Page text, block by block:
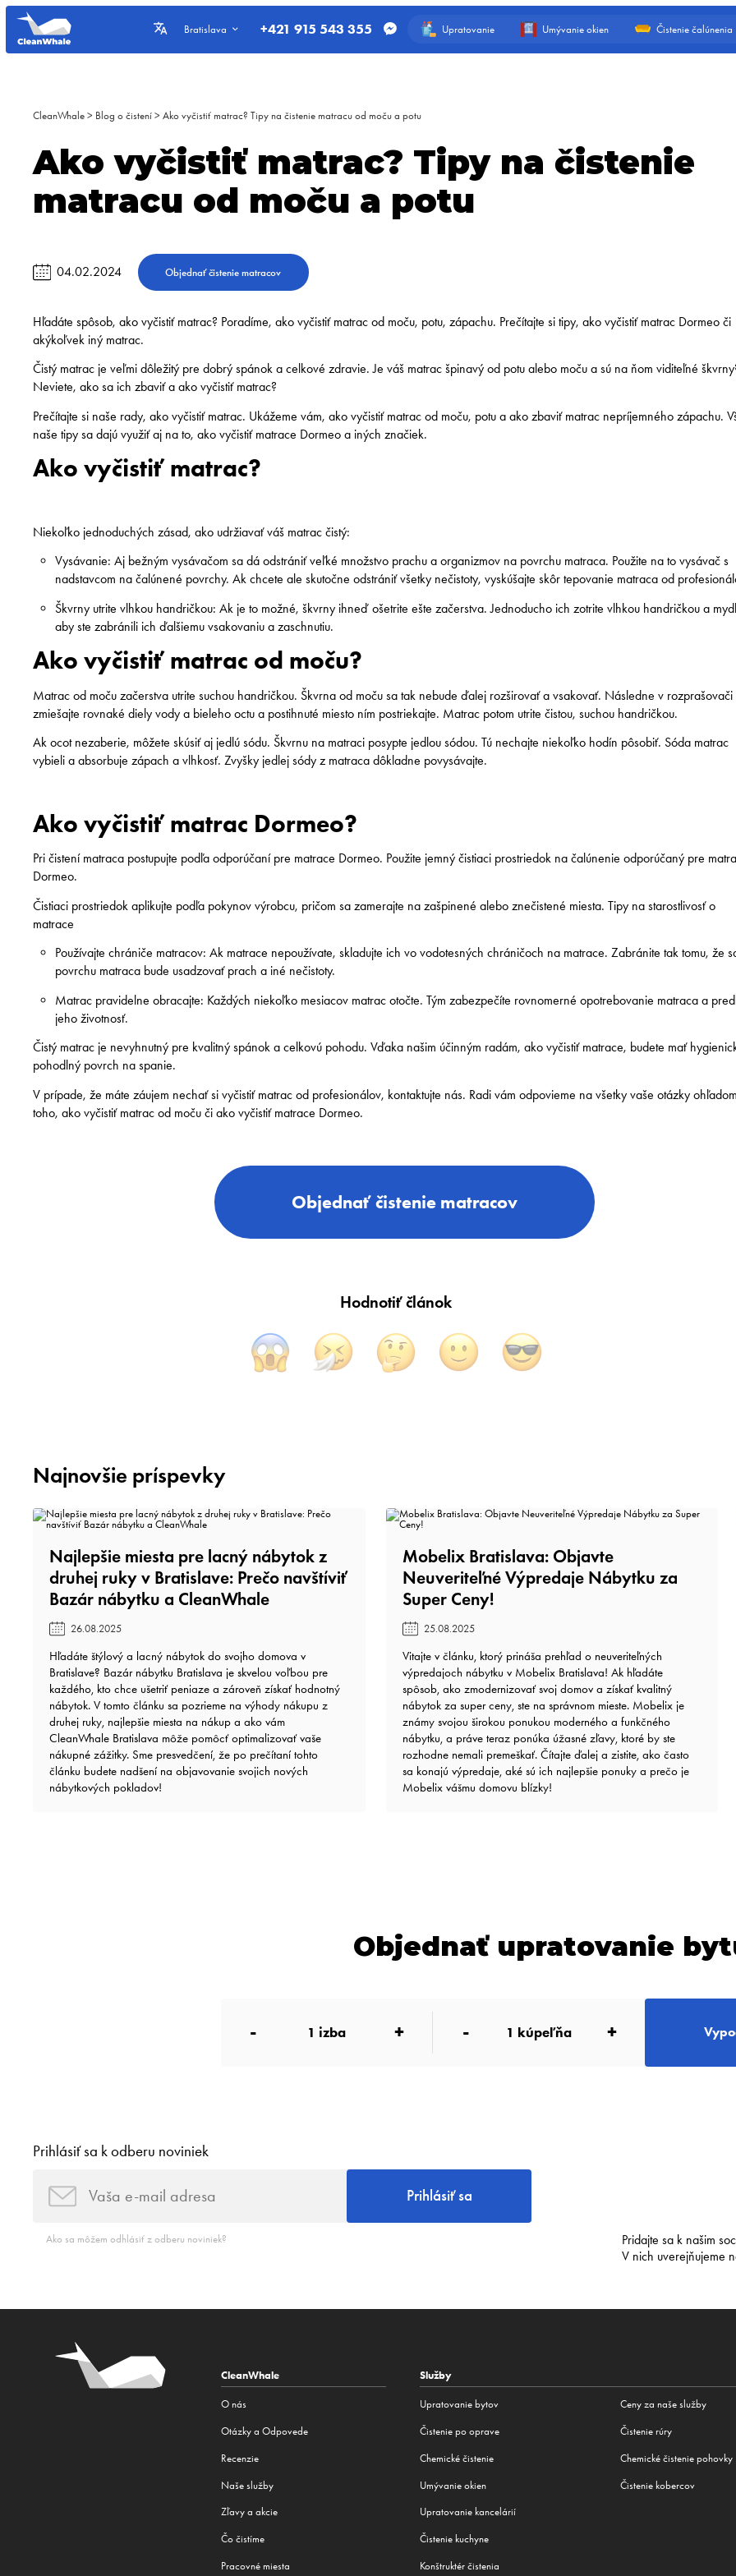
Bratislava +421 915 543 355 Upratovanie Umývanie okien Čistenie čalúnenia
CleanWhale > Blog o čistení >Ako vyčistiť matrac? Tipy na čistenie matracu od moču a potu
Ako vyčistiť matrac? Tipy na čistenie
matracu od moču a potu
04.02.2024 Objednať čistenie matracov
Hľadáte spôsob, ako vyčistiť matrac? Poradíme, ako vyčistiť matrac od moču, potu, zápachu. Prečítajte si tipy, ako vyčistiť matrac Dormeo či
akýkoľvek iný matrac.
Čistý matrac je veľmi dôležitý pre dobrý spánok a celkové zdravie. Je váš matrac špinavý od potu alebo moču a sú na ňom viditeľné
Neviete, ako sa ich zbaviť a ako vyčistiť matrac?
Prečítajte si naše rady, ako vyčistiť matrac. Ukážeme vám, ako vyčistiť matrac od moču, potu a ako zbaviť matrac nepríjemného zápachu.
naše tipy sa dajú využiť aj na to, ako vyčistiť matrace Dormeo a iných značiek.
Ako vyčistiť matrac?
Niekoľko jednoduchých zásad, ako udržiavať váš matrac čistý:
Vysávanie: Aj bežným vysávačom sa dá odstrániť veľké množstvo prachu a organizmov na povrchu matraca. Použite na to vysávač s
nadstavcom na čalúnené povrchy. Ak chcete ale skutočne odstrániť všetky nečistoty, vyskúšajte skôr tepovanie matraca od
Škvrny utrite vlhkou handričkou: Ak je to možné, škvrny ihneď ošetrite ešte začerstva. Jednoducho ich zotrite vlhkou handričkou a
aby ste zabránili ich ďalšiemu vsakovaniu a zaschnutiu.
Ako vyčistiť matrac od moču?
Matrac od moču začerstva utrite suchou handričkou. Škvrna od moču sa tak nebude ďalej rozširovať a vsakovať. Následne v rozprašovači
zmiešajte rovnaké diely vody a bieleho octu a postihnuté miesto ním postriekajte. Matrac potom utrite čistou, suchou handričkou.
Ak ocot nezaberie, môžete skúsiť aj jedlú sódu. Škvrnu na matraci posypte jedlou sódou. Tú nechajte niekoľko hodín pôsobiť. Sóda matrac
vybieli a absorbuje zápach a vlhkosť. Zvyšky jedlej sódy z matraca dôkladne povysávajte.
Ako vyčistiť matrac Dormeo?
Pri čistení matraca postupujte podľa odporúčaní pre matrace Dormeo. Použite jemný čistiaci prostriedok na čalúnenie odporúčaný pre
Dormeo.
Čistiaci prostriedok aplikujte podľa pokynov výrobcu, pričom sa zamerajte na zašpinené alebo znečistené miesta. Tipy na starostlivosť o
matrace
Používajte chrániče matracov: Ak matrace nepoužívate, skladujte ich vo vodotesných chráničoch na matrace. Zabránite tak tomu, že
povrchu matraca bude usadzovať prach a iné nečistoty.
Matrac pravidelne obracajte: Každých niekoľko mesiacov matrac otočte. Tým zabezpečíte rovnomerné opotrebovanie matraca a
jeho životnosť.
Čistý matrac je nevyhnutný pre kvalitný spánok a celkovú pohodu. Vďaka našim účinným radám, ako vyčistiť matrace, budete mať
pohodlný povrch na spanie.
V prípade, že máte záujem nechať si vyčistiť matrac od profesionálov, kontaktujte nás. Radi vám odpovieme na všetky vaše otázky ohľadom
toho, ako vyčistiť matrac od moču či ako vyčistiť matrace Dormeo.
Objednať čistenie matracov
Hodnotiť článok
Najnovšie príspevky
Najlepšie miesta pre lacný nábytok z
druhej ruky v Bratislave: Prečo navštíviť
Bazár nábytku a CleanWhale️
26.08.2025
Hľadáte štýlový a lacný nábytok do svojho domova v
Bratislave? Bazár nábytku Bratislava je skvelou voľbou pre
každého, kto chce ušetriť peniaze a zároveň získať hodnotný
nábytok. V tomto článku sa pozrieme na výhody nákupu z
druhej ruky, najlepšie miesta na nákup a ako vám
CleanWhale Bratislava môže pomôcť optimalizovať vaše
nákupné zážitky. Sme presvedčení, že po prečítaní tohto
článku budete nadšení na objavovanie svojich nových
nábytkových pokladov!
Mobelix Bratislava: Objavte
Neuveriteľné Výpredaje Nábytku za
Super Ceny!️
25.08.2025
Vitajte v článku, ktorý prináša prehľad o neuveriteľných
výpredajoch nábytku v Mobelix Bratislava! Ak hľadáte
spôsob, ako zmodernizovať svoj domov a získať kvalitný
nábytok za super ceny, ste na správnom mieste. Mobelix je
známy svojou širokou ponukou moderného a funkčného
nábytku, a práve teraz ponúka úžasné zľavy, ktoré by ste
rozhodne nemali premeškať. Čítajte ďalej a zistite, ako často
sa konajú výpredaje, aké sú ich najlepšie ponuky a prečo je
Mobelix vášmu domovu blízky!
Objednať upratovanie
- 1 izba + - 1 kúpeľňa +
Prihlásiť sa k odberu noviniek
Prihlásiť sa
Ako sa môžem odhlásiť z odberu noviniek?
Pridajte sa k našim
V nich uverejňujeme
CleanWhale
O nás
Otázky a Odpovede
Recenzie
Naše služby
Zľavy a akcie
Čo čistíme
Pracovné miesta
Služby
Upratovanie bytov
Čistenie po oprave
Chemické čistenie
Umývanie okien
Upratovanie kancelárií
Čistenie kuchyne
Konštruktér čistenia
Ceny za naše služby
Čistenie rúry
Chemické čistenie pohovky
Čistenie kobercov